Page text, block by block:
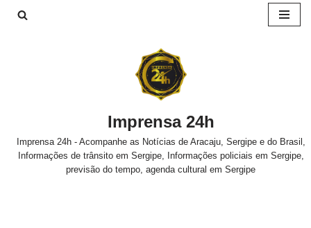
Imprensa 24h
Imprensa 24h - Acompanhe as Notícias de Aracaju, Sergipe e do Brasil,
Informações de trânsito em Sergipe, Informações policiais em Sergipe,
previsão do tempo, agenda cultural em Sergipe